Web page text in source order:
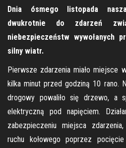
Dnia ósmego listopada
dwukrotnie do zdarzeń
niebezpieczeństw wywołanych
silny wiatr.
Pierwsze zdarzenia miało miejsce
kilka minut przed godziną 10 rano.
drogowy powaliło się drzewo, a
elektryczną pod napięciem.
zabezpieczeniu miejsca
ruchu kołowego poprzez